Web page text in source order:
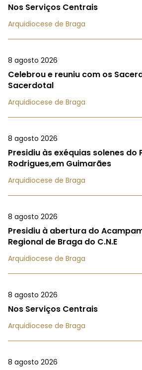
Nos Serviços Centrais
Arquidiocese de Braga
8 agosto 2026
Celebrou e reuniu com os
Sacerdotal
Arquidiocese de Braga
8 agosto 2026
Presidiu às exéquias solenes do
Rodrigues,em Guimarães
Arquidiocese de Braga
8 agosto 2026
Presidiu à abertura do
Regional de Braga do C.N.E
Arquidiocese de Braga
8 agosto 2026
Nos Serviços Centrais
Arquidiocese de Braga
8 agosto 2026